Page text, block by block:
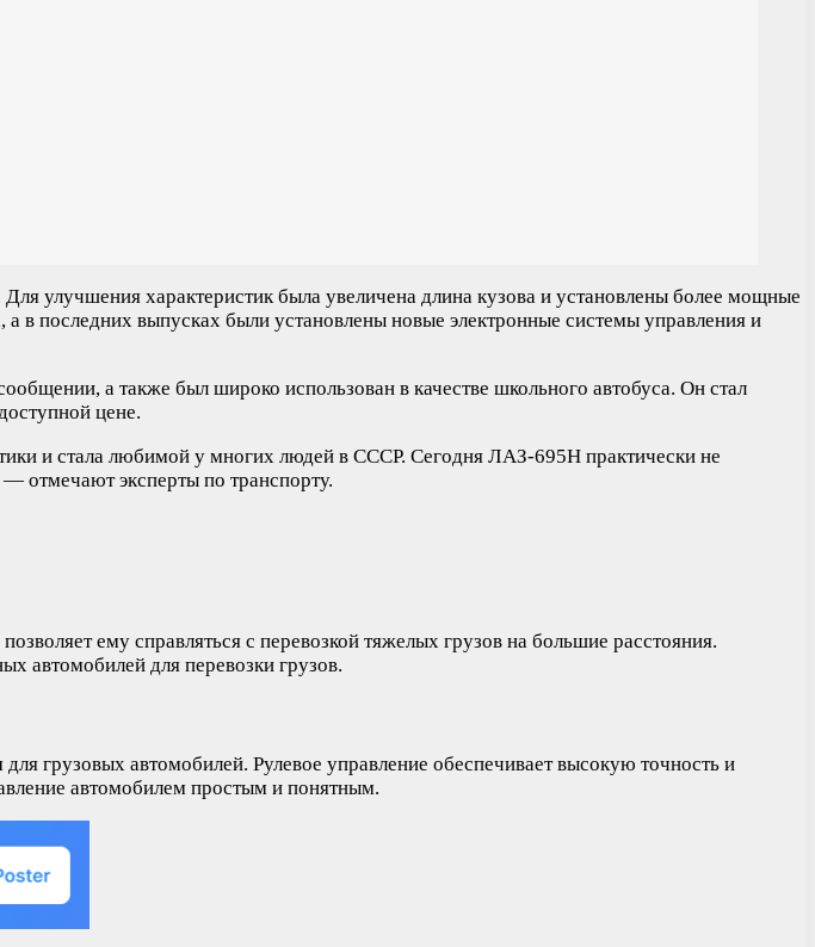
улучшения характеристик была увеличена длина кузова и установлены более мощные
в последних выпусках были установлены новые электронные системы управления и
а также был широко использован в качестве школьного автобуса. Он стал
цене.
и стала любимой у многих людей в СССР. Сегодня ЛАЗ-695Н практически не
отмечают эксперты по транспорту.
ему справляться с перевозкой тяжелых грузов на большие расстояния.
автомобилей для перевозки грузов.
грузовых автомобилей. Рулевое управление обеспечивает высокую точность и
автомобилем простым и понятным.